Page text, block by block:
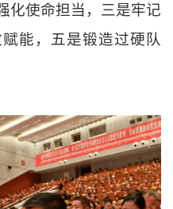
化使命担当，三是牢记
能，五是锻造过硬队